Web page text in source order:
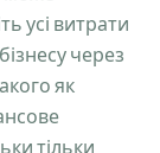
усі витрати
через
як
тільки